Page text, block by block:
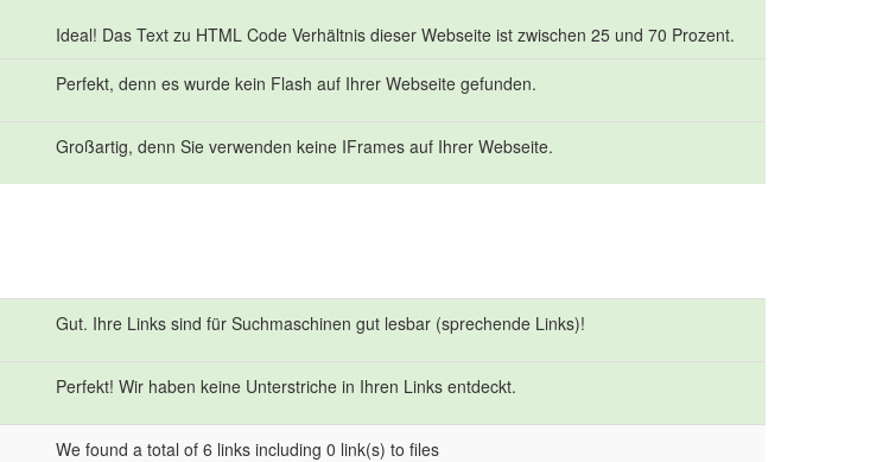
Ideal! Das Text zu HTML Code Verhältnis dieser Webseite ist zwischen 25 und 70 Prozent.
Perfekt, denn es wurde kein Flash auf Ihrer Webseite gefunden.
Großartig, denn Sie verwenden keine IFrames auf Ihrer Webseite.
Gut. Ihre Links sind für Suchmaschinen gut lesbar (sprechende Links)!
Perfekt! Wir haben keine Unterstriche in Ihren Links entdeckt.
We found a total of 6 links including 0 link(s) to files